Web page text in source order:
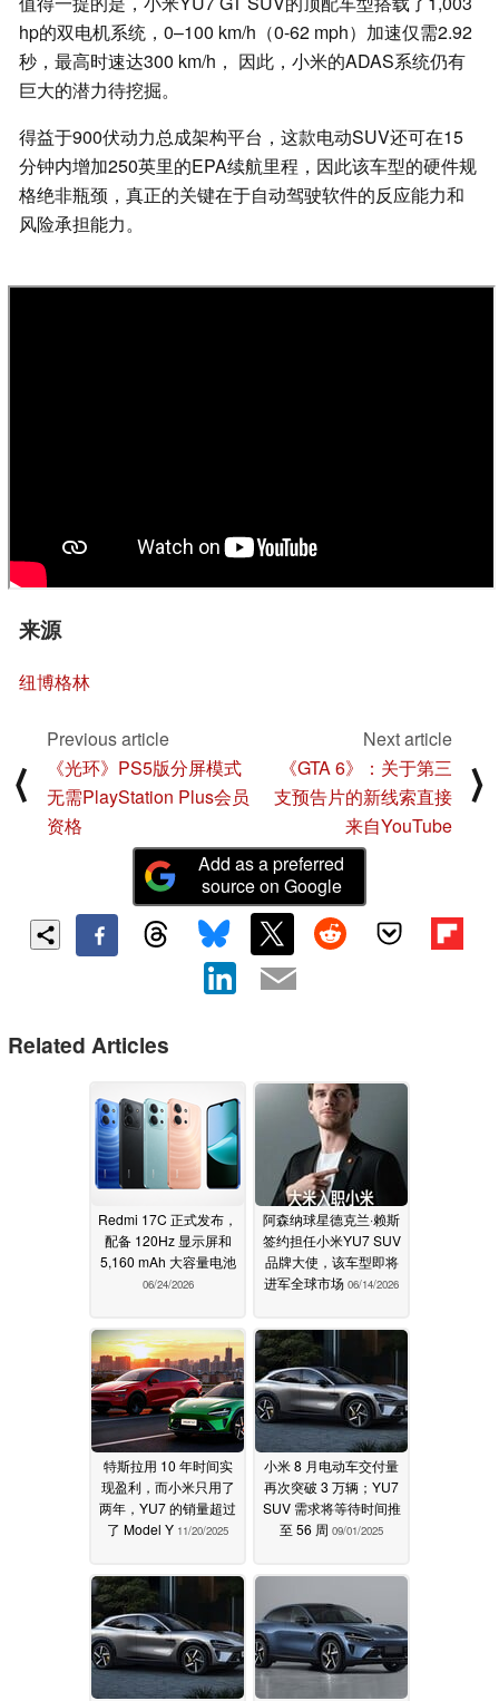
hp的双电机系统，0–100 km/h（0-62 mph）加速仅需2.92
秒，最高时速达300 km/h， 因此，小米的ADAS系统仍有
巨大的潜力待挖掘。
得益于900伏动力总成架构平台，这款电动SUV还可在15
分钟内增加250英里的EPA续航里程，因此该车型的硬件规
格绝非瓶颈，真正的关键在于自动驾驶软件的反应能力和
风险承担能力。
来源
纽博格林
⟨
Previous article
《光环》PS5版分屏模式
无需PlayStation Plus会员
资格
Next article
《GTA 6》：关于第三
支预告片的新线索直接
来自YouTube
⟩
Add as a preferred
source on Google
Related Articles
Redmi 17C 正式发布，
配备 120Hz 显示屏和
5,160 mAh 大容量电池
06/24/2026
阿森纳球星德克兰·赖斯
签约担任小米YU7 SUV
品牌大使，该车型即将
进军全球市场 06/14/2026
特斯拉用 10 年时间实
现盈利，而小米只用了
两年，YU7 的销量超过
了 Model Y 11/20/2025
小米 8 月电动车交付量
再次突破 3 万辆；YU7
SUV 需求将等待时间推
至 56 周 09/01/2025